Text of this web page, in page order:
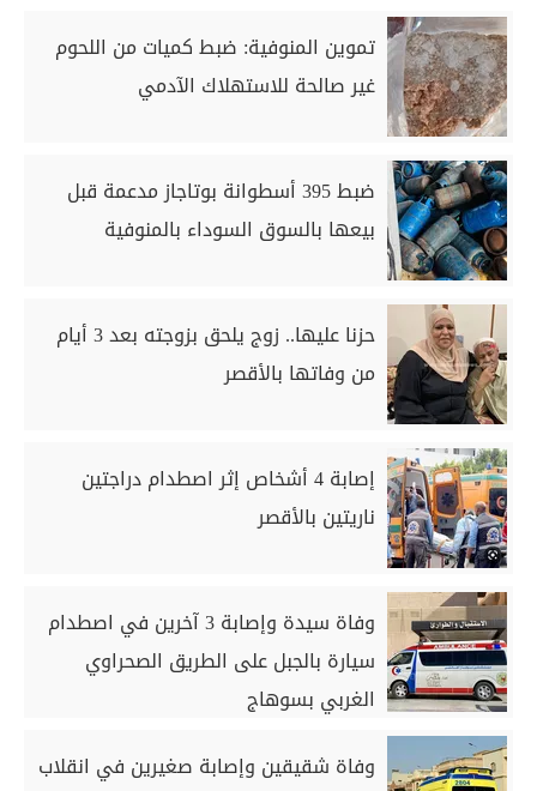
تموين المنوفية: ضبط كميات من اللحوم
غير صالحة للاستهلاك الآدمي
ضبط 395 أسطوانة بوتاجاز مدعمة قبل
بيعها بالسوق السوداء بالمنوفية
حزنا عليها.. زوج يلحق بزوجته بعد 3 أيام
من وفاتها بالأقصر
إصابة 4 أشخاص إثر اصطدام دراجتين
ناريتين بالأقصر
وفاة سيدة وإصابة 3 آخرين في اصطدام
سيارة بالجبل على الطريق الصحراوي
الغربي بسوهاج
وفاة شقيقين وإصابة صغيرين في انقلاب